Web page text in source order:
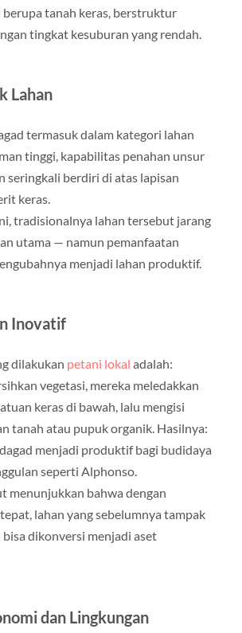
tanah keras, berstruktur
tingkat kesuburan yang rendah.
Lahan
termasuk dalam kategori lahan
tinggi, kapabilitas penahan unsur
seringkali berdiri di atas lapisan
keras.
tradisionalnya lahan tersebut jarang
utama — namun pemanfaatan
menjadi lahan produktif.
Inovatif
dilakukan petani lokal adalah:
vegetasi, mereka meledakkan
keras di bawah, lalu mengisi
tanah atau pupuk organik. Hasilnya:
menjadi produktif bagi budidaya
seperti Alphonso.
menunjukkan bahwa dengan
lahan yang sebelumnya tampak
dikonversi menjadi aset
dan Lingkungan